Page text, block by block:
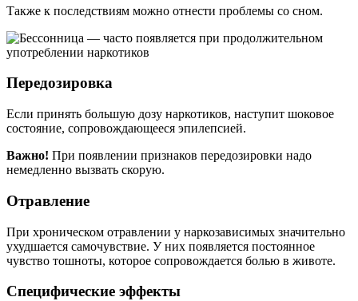
Также к последствиям можно отнести проблемы со сном.
Передозировка
Если принять большую дозу наркотиков, наступит шоковое
состояние, сопровождающееся эпилепсией.
Важно! При появлении признаков передозировки надо
немедленно вызвать скорую.
Отравление
При хроническом отравлении у наркозависимых значительно
ухудшается самочувствие. У них появляется постоянное
чувство тошноты, которое сопровождается болью в животе.
Специфические эффекты